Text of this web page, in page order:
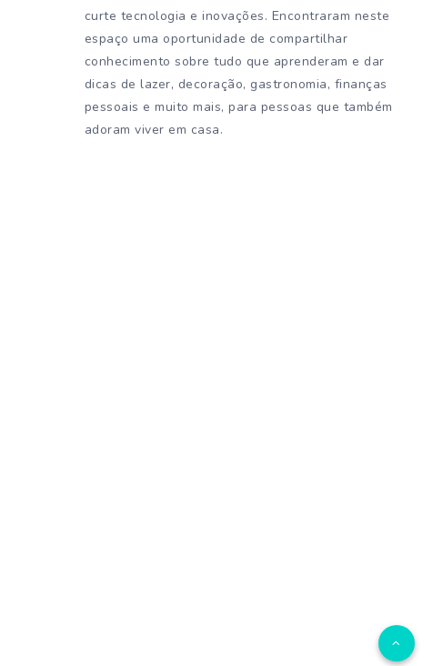
curte tecnologia e inovações. Encontraram neste
espaço uma oportunidade de compartilhar
conhecimento sobre tudo que aprenderam e dar
dicas de lazer, decoração, gastronomia, finanças
pessoais e muito mais, para pessoas que também
adoram viver em casa.